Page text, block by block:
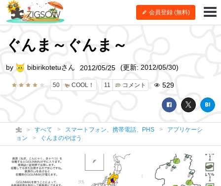
会員登録 (無料)
ぐんま～ぐんま～
50 COOL！ 11 コメント 529
by bibirikotetuさん 2012/05/25 (更新: 2012/05/30)
すべて スマートフォン、携帯電話、PHS
アプリケーシ
ョン
ぐんまのやぼう